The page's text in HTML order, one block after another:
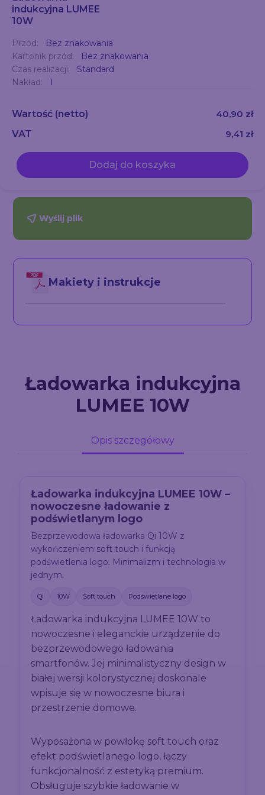
indukcyjna LUMEE
10W
Przód:
Bez znakowania
Kartonik przód:
Bez znakowania
Czas realizacji:
Standard
Nakład:
1
Wartość (netto)
40,90 zł
VAT
9,41 zł
Dodaj do koszyka
Wyślij plik
Makiety i instrukcje
Ładowarka indukcyjna
LUMEE 10W
Opis szczegółowy
Ładowarka indukcyjna LUMEE 10W –
nowoczesne ładowanie z
podświetlanym logo
Bezprzewodowa ładowarka Qi 10W z
wykończeniem soft touch i funkcją
podświetlenia logo. Minimalizm i technologia w
jednym.
Qi 10W Soft touch Podświetlane logo
Ładowarka indukcyjna LUMEE 10W to
nowoczesne i eleganckie urządzenie do
bezprzewodowego ładowania
smartfonów. Jej minimalistyczny design w
białej wersji kolorystycznej doskonale
wpisuje się w nowoczesne biura i
przestrzenie domowe.
Wyposażona w powłokę soft touch oraz
efekt podświetlanego logo, łączy
funkcjonalność z estetyką premium.
Obsługuje szybkie ładowanie w